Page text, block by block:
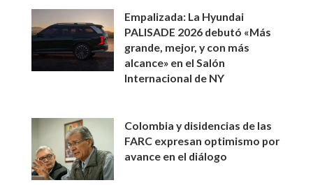
Empalizada: La Hyundai
PALISADE 2026 debutó «Más
grande, mejor, y con más
alcance» en el Salón
Internacional de NY
Colombia y disidencias de las
FARC expresan optimismo por
avance en el diálogo